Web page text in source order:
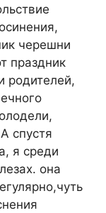
черешни
праздник
родителей,
спустя
я среди
она